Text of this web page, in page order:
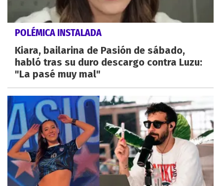
POLÉMICA INSTALADA
Kiara, bailarina de Pasión de sábado,
habló tras su duro descargo contra Luzu:
"La pasé muy mal"